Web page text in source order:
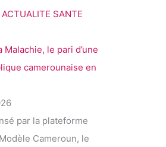
ACTUALITE SANTE
Malachie, le pari d’une
camerounaise en
par la plateforme
Cameroun, le